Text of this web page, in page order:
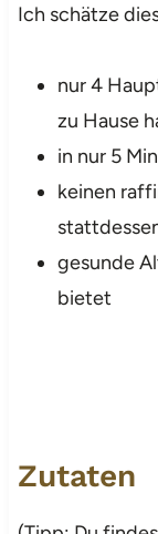
Ich schätze
nur 4
zu Hause
in nur 5
keinen
gesunde
bietet
Zutaten